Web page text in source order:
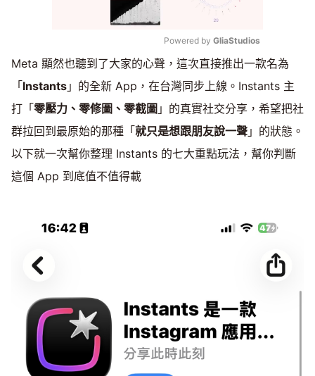
Mute
Powered by GliaStudios
Meta 顯然也聽到了大家的心聲，這次直接推出一款名為
「Instants 」的全新 App，在台灣同步上線。Instants 主
打「零壓力、零修圖、零截圖 」的真實社交分享，希望把社
群拉回到最原始的那種「就只是想跟朋友說一聲 」的狀態。
以下就一次幫你整理 Instants 的七大重點玩法，幫你判斷
這個 App 到底值不值得載